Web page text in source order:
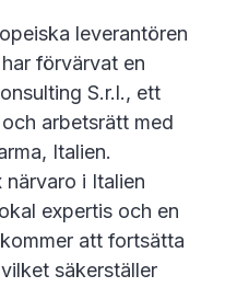
leverantören
förvärvat en
S.r.l., ett
arbetsrätt med
Italien.
närvaro i Italien
expertis och en
att fortsätta
säkerställer